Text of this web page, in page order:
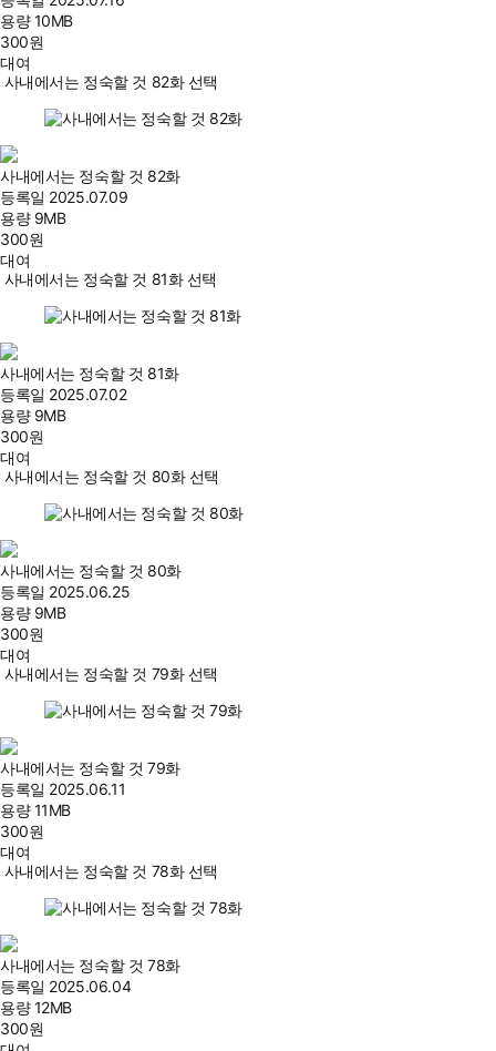
용량10MB
300원
대여
사내에서는 정숙할 것 82화 선택
사내에서는 정숙할 것 82화
등록일 2025.07.09
용량 9MB
300원
대여
사내에서는 정숙할 것 81화 선택
사내에서는 정숙할 것 81화
등록일 2025.07.02
용량 9MB
300원
대여
사내에서는 정숙할 것 80화 선택
사내에서는 정숙할 것 80화
등록일 2025.06.25
용량 9MB
300원
대여
사내에서는 정숙할 것 79화 선택
사내에서는 정숙할 것 79화
등록일 2025.06.11
용량11MB
300원
대여
사내에서는 정숙할 것 78화 선택
사내에서는 정숙할 것 78화
등록일 2025.06.04
용량12MB
300원